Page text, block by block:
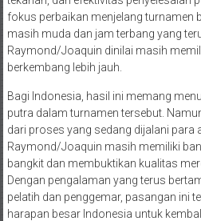
fokus perbaikan menjelang turnamen
masih muda dan jam terbang yang
Raymond/Joaquin dinilai masih
berkembang lebih jauh.
Bagi Indonesia, hasil ini memang
putra dalam turnamen tersebut.
dari proses yang sedang dijalani para
Raymond/Joaquin masih memiliki
bangkit dan membuktikan kualitas
Dengan pengalaman yang terus
pelatih dan penggemar, pasangan ini
harapan besar Indonesia untuk